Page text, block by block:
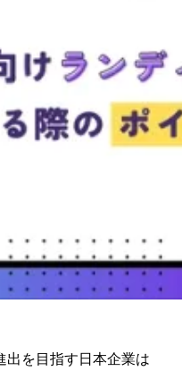
出を目指す日本企業は